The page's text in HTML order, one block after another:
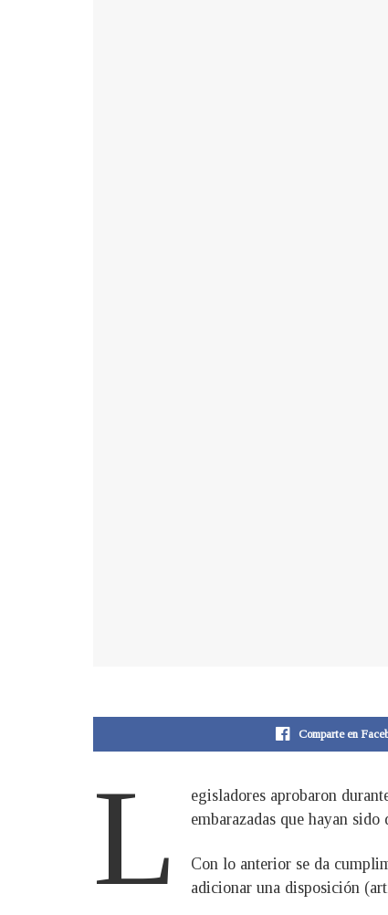
Comparte en
L
egisladores aprobaron
embarazadas que hayan sido
Con lo anterior se da
adicionar una disposición